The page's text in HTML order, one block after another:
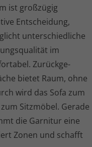
ist großzügig
Entscheidung,
unter­schied­liche
im
Zurück­ge­
bietet Raum, ohne
wird das Sofa zum
Sitzmöbel. Gerade
die Garnitur eine
Zonen und schafft